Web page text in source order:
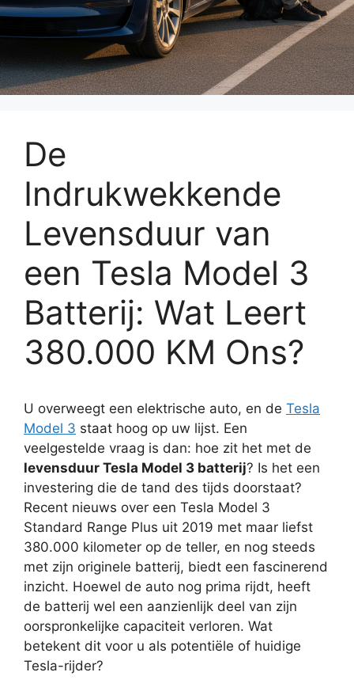
De
Indrukwekkende
Levensduur van
een Tesla Model 3
Batterij: Wat Leert
380.000 KM Ons?
U overweegt een elektrische auto, en de Tesla
Model 3 staat hoog op uw lijst. Een
veelgestelde vraag is dan: hoe zit het met de
levensduur Tesla Model 3 batterij? Is het een
investering die de tand des tijds doorstaat?
Recent nieuws over een Tesla Model 3
Standard Range Plus uit 2019 met maar liefst
380.000 kilometer op de teller, en nog steeds
met zijn originele batterij, biedt een fascinerend
inzicht. Hoewel de auto nog prima rijdt, heeft
de batterij wel een aanzienlijk deel van zijn
oorspronkelijke capaciteit verloren. Wat
betekent dit voor u als potentiële of huidige
Tesla-rijder?